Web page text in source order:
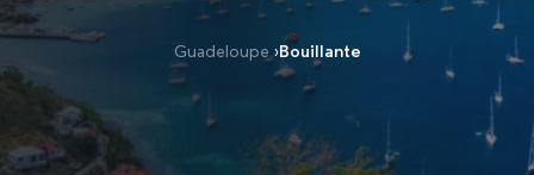
Guadeloupe ›Bouillante